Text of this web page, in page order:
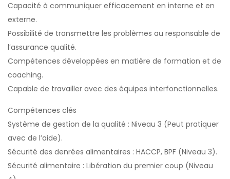
Capacité à communiquer efficacement en interne et en
externe.
Possibilité de transmettre les problèmes au responsable de
l’assurance qualité.
Compétences développées en matière de formation et de
coaching.
Capable de travailler avec des équipes interfonctionnelles.
Compétences clés
Système de gestion de la qualité : Niveau 3 (Peut pratiquer
avec de l’aide).
Sécurité des denrées alimentaires : HACCP, BPF (Niveau 3).
Sécurité alimentaire : Libération du premier coup (Niveau